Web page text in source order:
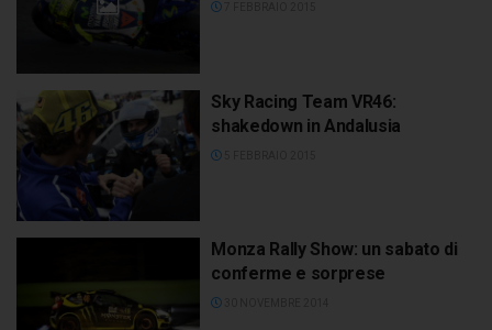
Sky Racing Team VR46:
shakedown in Andalusia
Monza Rally Show: un sabato di
conferme e sorprese